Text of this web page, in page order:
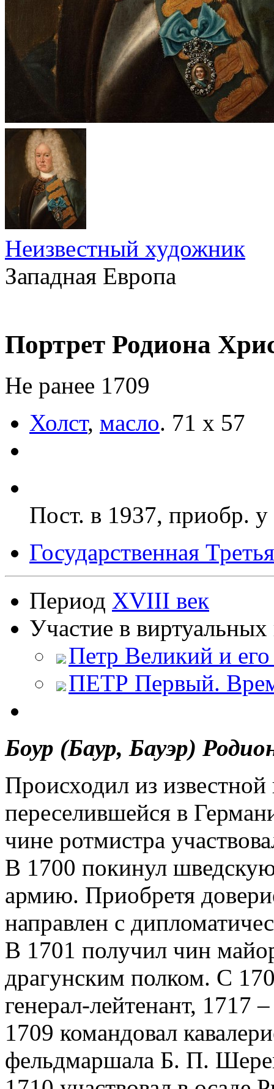
Неизвестный художник
Западная Европа
Портрет Родиона
Не ранее 1709
Холст, масло. 71 х 57
Пост. в 1937, приобр.
Государственная
Период XVIII век
Участие в
Петр Великий и
ПЕТР Первый.
Боур (Баур, Бауэр)
Происходил из
переселившейся в
чине ротмистра
В 1700 покинул
армию. Приобретя
направлен с
В 1701 получил чин
драгунским полком. С
генерал-лейтенант, 1717
1709 командовал
фельдмаршала Б. П.